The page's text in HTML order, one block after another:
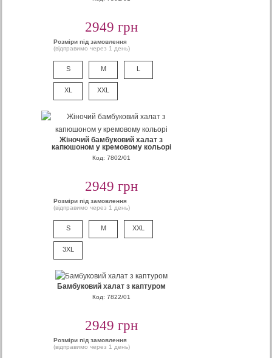
2949 грн
Розміри під замовлення
(відправимо через 1 день)
S M L
XL XXL
Жіночий бамбуковий халат з
капюшоном у кремовому кольорі
Код: 7802/01
2949 грн
Розміри під замовлення
(відправимо через 1 день)
S M XXL
3XL
Бамбуковий халат з каптуром
Код: 7822/01
2949 грн
Розміри під замовлення
(відправимо через 1 день)